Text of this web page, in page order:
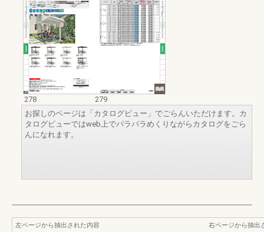
278
279
お探しのページは「カタログビュー」でごらんいただけます。カ
タログビューではweb上でパラパラめくりながらカタログをごら
んになれます。
左ページから抽出された内容
右ページから抽出